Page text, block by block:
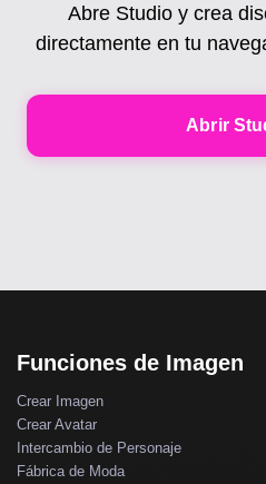
Abre Studio y crea
directamente en tu
Abrir
Funciones de Imagen
Crear Imagen
Crear Avatar
Intercambio de Personaje
Fábrica de Moda